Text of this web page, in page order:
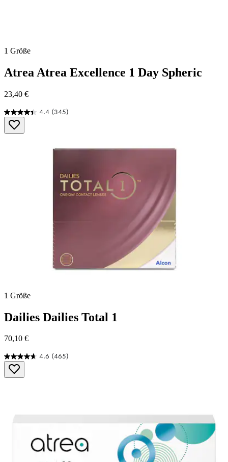
1 Größe
AtreaAtrea Excellence 1 Day Spheric
23,40 €
4.4 (345)
4.4
von
5
1 Größe
Dailies Dailies Total 1
70,10 €
4.6 (465)
4.6
von
5